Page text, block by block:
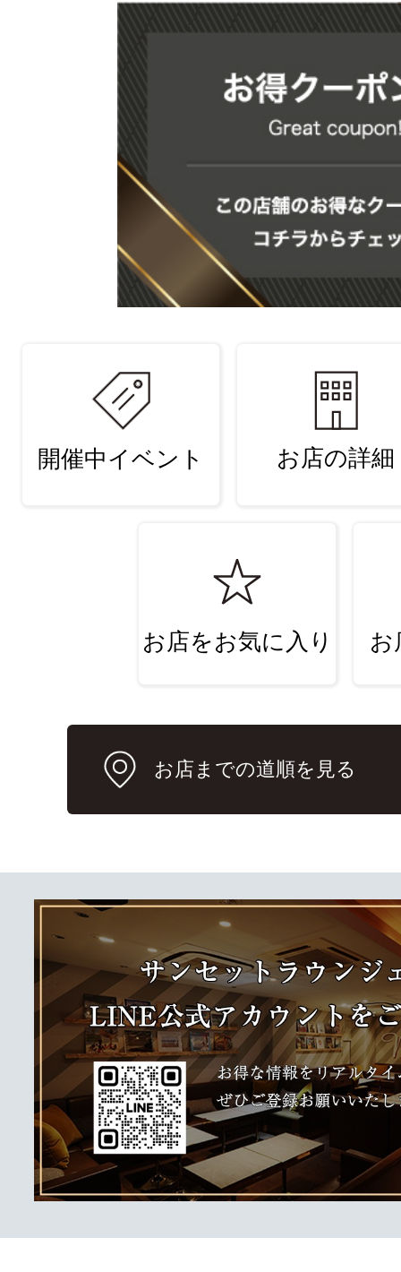
開催中イベント お店の詳細
お店をお気に入り お
お店までの道順を見る